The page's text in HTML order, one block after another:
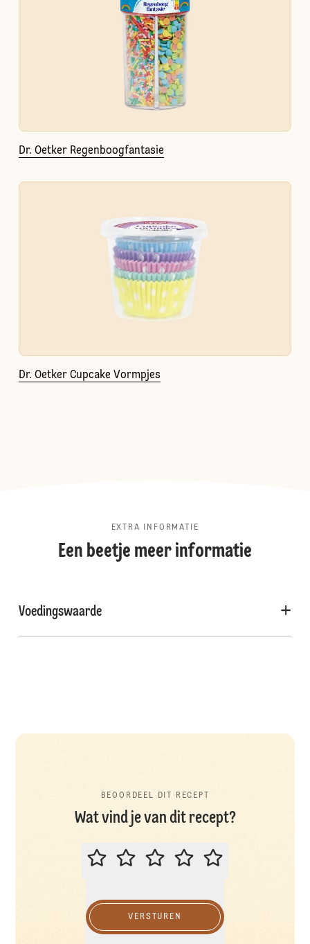
Dr. Oetker Regenboogfantasie
Dr. Oetker Cupcake Vormpjes
EXTRA INFORMATIE
Een beetje meer informatie
Voedingswaarde
BEOORDEEL DIT RECEPT
Wat vind je van dit recept?
BEOORDEEL DIT RECEPT
VERSTUREN